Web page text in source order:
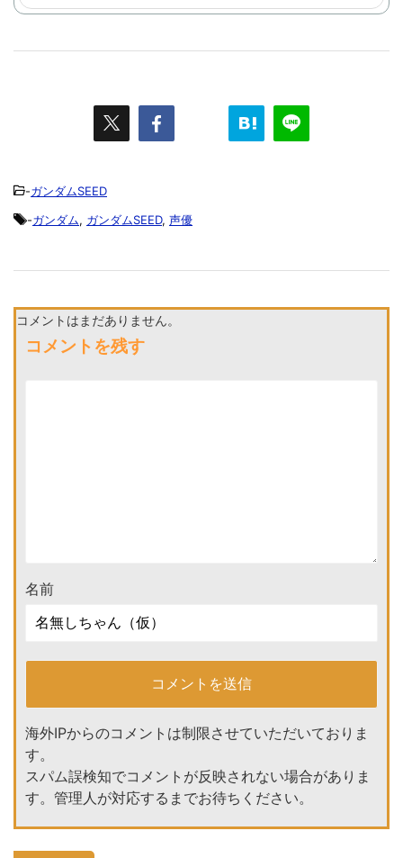
-ガンダムSEED
-ガンダム, ガンダムSEED, 声優
コメントはまだありません。
コメントを残す
名前
海外IPからのコメントは制限させていただいておりま
す。
スパム誤検知でコメントが反映されない場合がありま
す。管理人が対応するまでお待ちください。